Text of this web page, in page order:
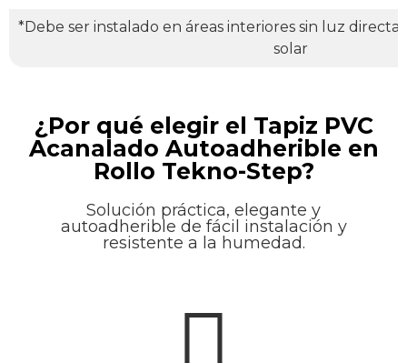
*Debe ser instalado en áreas interiores sin luz
solar
¿Por qué elegir el Tapiz PVC
Acanalado Autoadherible en
Rollo Tekno-Step?
Solución práctica, elegante y
autoadherible de fácil instalación y
resistente a la humedad.​​